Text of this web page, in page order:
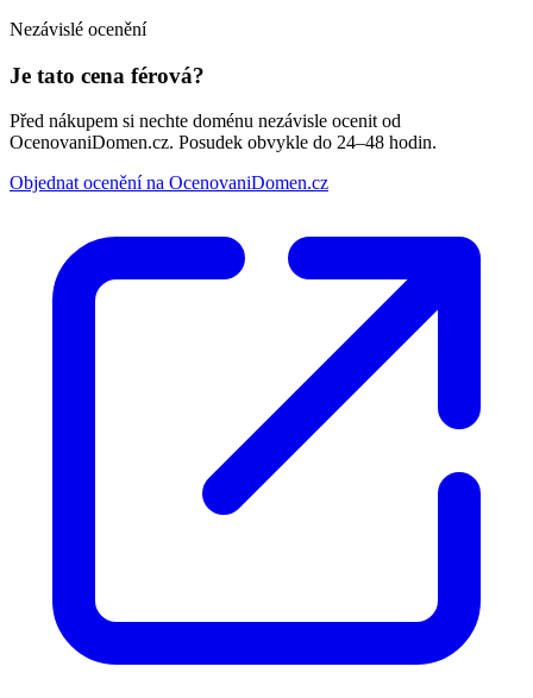
Nezávislé ocenění
Je tato cena férová?
Před nákupem si nechte doménu nezávisle ocenit od
OcenovaniDomen.cz. Posudek obvykle do 24–48 hodin.
Objednat ocenění na OcenovaniDomen.cz